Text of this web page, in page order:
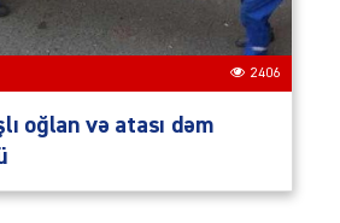
2406
oğlan və atası dəm